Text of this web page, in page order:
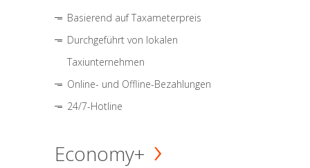
Basierend auf Taxameterpreis
Durchgeführt von lokalen
Taxiunternehmen
Online- und Offline-Bezahlungen
24/7-Hotline
Economy+